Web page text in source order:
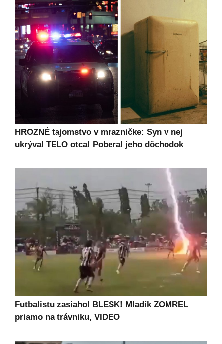
HROZNÉ tajomstvo v mrazničke: Syn v nej
ukrýval TELO otca! Poberal jeho dôchodok
Futbalistu zasiahol BLESK! Mladík ZOMREL
priamo na trávniku, VIDEO